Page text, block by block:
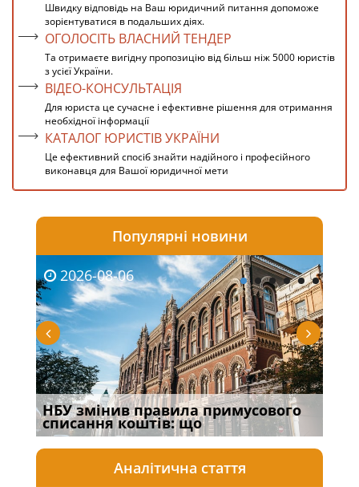
Швидку відповідь на Ваш юридичний питання допоможе
зорієнтуватися в подальших діях.
ОГОЛОСІТЬ ВЛАСНИЙ ТЕНДЕР
Та отримаєте вигідну пропозицію від більш ніж 5000 юристів
з усієї України.
ВІДЕО-КОНСУЛЬТАЦІЯ
Для юриста це сучасне і ефективне рішення для отримання
необхідної інформації
КАТАЛОГ ЮРИСТІВ УКРАЇНИ
Це ефективний спосіб знайти надійного і професійного
виконавця для Вашої юридичної мети
Популярні новини
2026-08-06
НБУ змінив правила примусового
списання коштів: що
Аналітична стаття